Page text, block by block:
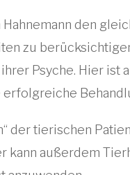
den
zu
Psyche. Hier ist
der tierischen
außerdem